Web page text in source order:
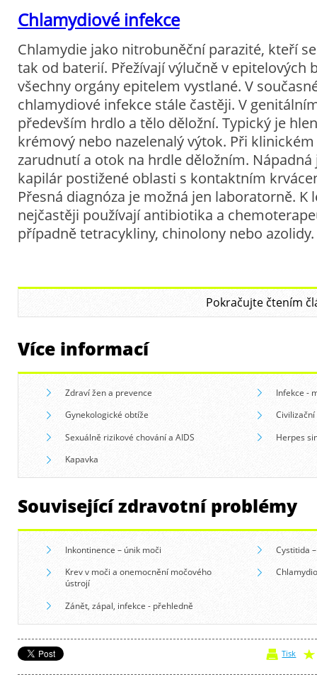
Chlamydiové infekce
Chlamydie jako nitrobuněční parazité, kteří
tak od baterií. Přežívají výlučně v epitelových
všechny orgány epitelem vystlané. V
chlamydiové infekce stále častěji. V
především hrdlo a tělo děložní. Typický je
krémový nebo nazelenalý výtok. Při
zarudnutí a otok na hrdle děložním.
kapilár postižené oblasti s kontaktním
Přesná diagnóza je možná jen laboratorně. K
nejčastěji používají antibiotika a
případně tetracykliny, chinolony nebo azolidy.
Pokračujte čtením
Více informací
Zdraví žen a prevence
Infekce -
Gynekologické obtíže
Sexuálně rizikové chování a AIDS
Herpes
Kapavka
Související zdravotní problémy
Inkontinence – únik moči
Cystitida
Krev v moči a onemocnění močového
ústrojí
Zánět, zápal, infekce - přehledně
Tisk